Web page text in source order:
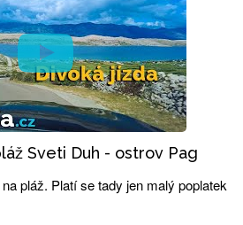
Sveti Duh - ostrov Pag
pláž. Platí se tady jen malý poplatek